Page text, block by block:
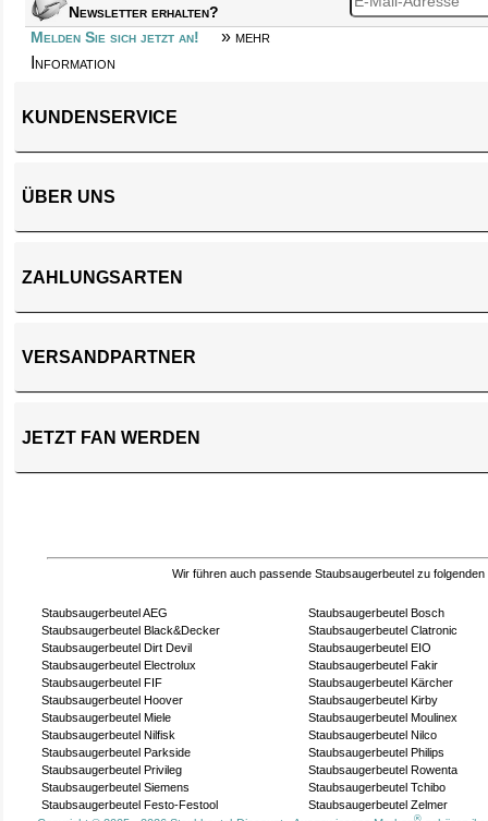
Newsletter erhalten?
Melden Sie sich jetzt an!
» mehr
Information
KUNDENSERVICE
ÜBER UNS
ZAHLUNGSARTEN
VERSANDPARTNER
JETZT FAN WERDEN
Wir führen auch passende Staubsaugerbeutel zu folgenden
Staubsaugerbeutel AEG
Staubsaugerbeutel Bosch
Staubsaugerbeutel Black&Decker
Staubsaugerbeutel Clatronic
Staubsaugerbeutel Dirt Devil
Staubsaugerbeutel EIO
Staubsaugerbeutel Electrolux
Staubsaugerbeutel Fakir
Staubsaugerbeutel FIF
Staubsaugerbeutel Kärcher
Staubsaugerbeutel Hoover
Staubsaugerbeutel Kirby
Staubsaugerbeutel Miele
Staubsaugerbeutel Moulinex
Staubsaugerbeutel Nilfisk
Staubsaugerbeutel Nilco
Staubsaugerbeutel Parkside
Staubsaugerbeutel Philips
Staubsaugerbeutel Privileg
Staubsaugerbeutel Rowenta
Staubsaugerbeutel Siemens
Staubsaugerbeutel Tchibo
Staubsaugerbeutel Festo-Festool
Staubsaugerbeutel Zelmer
®